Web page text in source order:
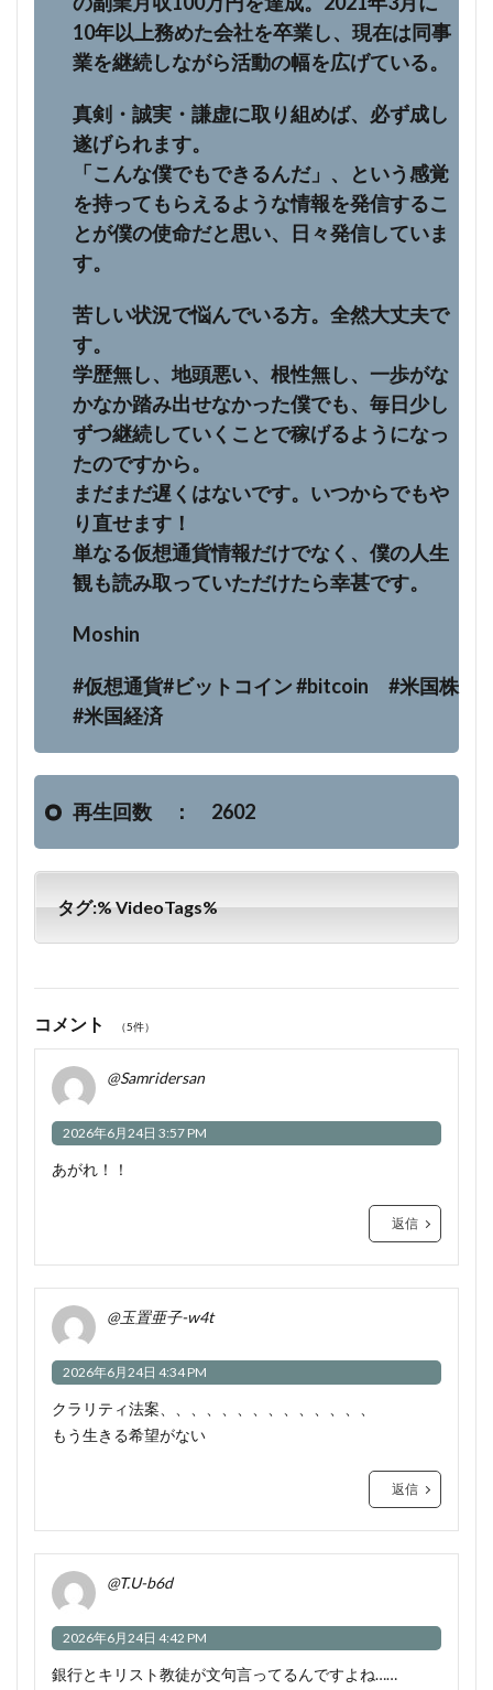
10年以上務めた会社を卒業し、現在は同事
業を継続しながら活動の幅を広げている。
真剣・誠実・謙虚に取り組めば、必ず成し
遂げられます。
「こんな僕でもできるんだ」、という感覚
を持ってもらえるような情報を発信するこ
とが僕の使命だと思い、日々発信していま
す。
苦しい状況で悩んでいる方。全然大丈夫で
す。
学歴無し、地頭悪い、根性無し、一歩がな
かなか踏み出せなかった僕でも、毎日少し
ずつ継続していくことで稼げるようになっ
たのですから。
まだまだ遅くはないです。いつからでもや
り直せます！
単なる仮想通貨情報だけでなく、僕の人生
観も読み取っていただけたら幸甚です。
Moshin
#仮想通貨#ビットコイン #bitcoin #米国株
#米国経済
再生回数 ： 2602
タグ:% VideoTags%
コメント （5件）
@Samridersan
2026年6月24日 3:57 PM
あがれ！！
返信
@玉置亜子-w4t
2026年6月24日 4:34 PM
クラリティ法案、、、、、、、、、、、、、、
もう生きる希望がない
返信
@T.U-b6d
2026年6月24日 4:42 PM
銀行とキリスト教徒が文句言ってるんですよね……